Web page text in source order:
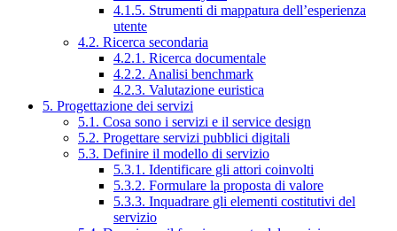
4.1.5. Strumenti di mappatura dell’esperienza
utente
4.2. Ricerca secondaria
4.2.1. Ricerca documentale
4.2.2. Analisi benchmark
4.2.3. Valutazione euristica
5. Progettazione dei servizi
5.1. Cosa sono i servizi e il service design
5.2. Progettare servizi pubblici digitali
5.3. Definire il modello di servizio
5.3.1. Identificare gli attori coinvolti
5.3.2. Formulare la proposta di valore
5.3.3. Inquadrare gli elementi costitutivi del
servizio